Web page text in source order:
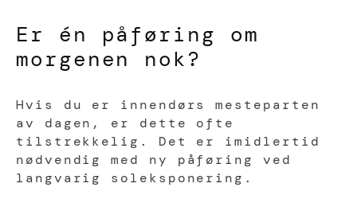
Er én påføring om
morgenen nok?
Hvis du er innendørs mesteparten
av dagen, er dette ofte
tilstrekkelig. Det er imidlertid
nødvendig med ny påføring ved
langvarig soleksponering.